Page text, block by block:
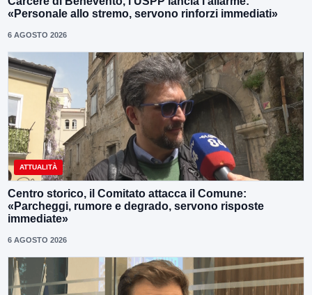
«Personale allo stremo, servono rinforzi immediati»
6 AGOSTO 2026
ATTUALITÀ
Centro storico, il Comitato attacca il Comune:
«Parcheggi, rumore e degrado, servono risposte
immediate»
6 AGOSTO 2026